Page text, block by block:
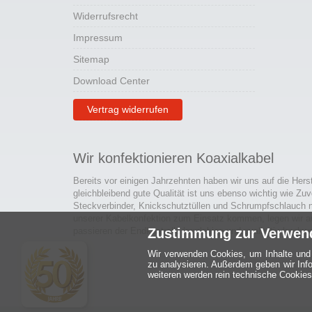
Widerrufsrecht
Impressum
Sitemap
Download Center
Vertrag widerrufen
Wir konfektionieren Koaxialkabel
Bereits vor einigen Jahrzehnten haben wir uns auf die
gleichbleibend gute Qualität ist uns ebenso wichtig wie
Steckverbinder, Knickschutztüllen und Schrumpfschlauch
passieren der Endkontrolle langlebige und qualitativ
Zustimmung zur
Wir verwenden Cookies, um Inhalte
zu analysieren. Außerdem geben wir
weiteren werden rein technische